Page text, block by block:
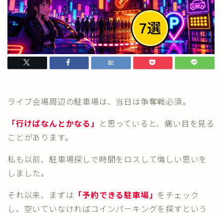
ライブ会場周辺の駐車場は、当日は争奪戦必須。
「行けばなんとかなる」 と思っていると、痛い目を見る
ことがあります。
私も以前、駐車場探しで時間をロスして悔しい思いを
しました。
それ以来、まずは 「予約できる駐車場」 をチェック
し、空いていなければコインパーキングを探すという